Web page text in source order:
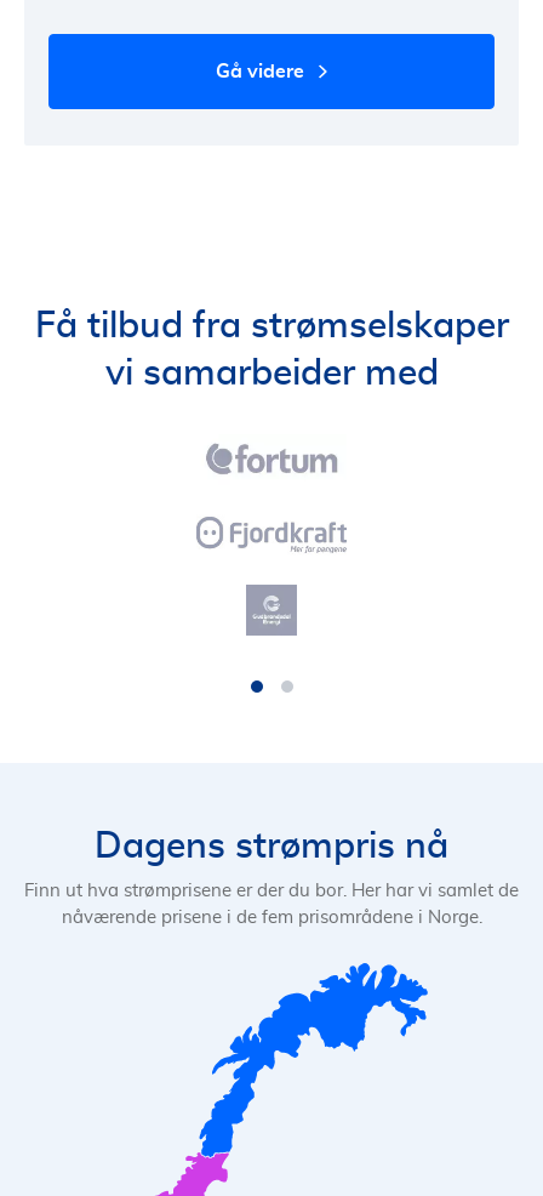
gå videre
Få tilbud fra strømselskaper
vi samarbeider med
Dagens strømpris nå
Finn ut hva strømprisene er der du bor. Her har vi samlet de
nåværende prisene i de fem prisområdene i Norge.